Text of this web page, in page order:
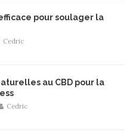
pour soulager la
Cedric
au CBD pour la
Cedric